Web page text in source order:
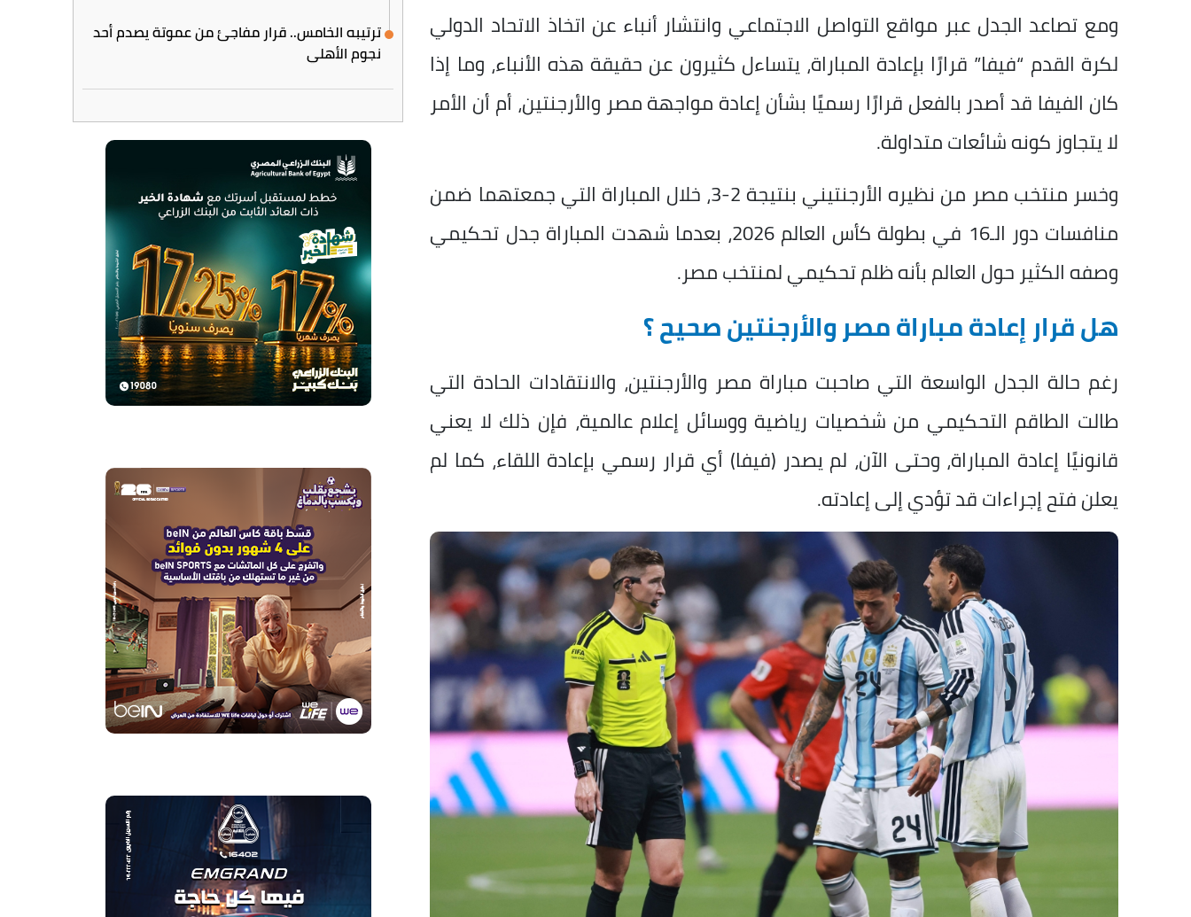
ومع تصاعد الجدل عبر مواقع التواصل الاجتماعي وانتشار أنباء عن اتخاذ الاتحاد الدولي
لكرة القدم “فيفا” قرارًا بإعادة المباراة، يتساءل كثيرون عن حقيقة هذه الأنباء، وما إذا
كان الفيفا قد أصدر بالفعل قرارًا رسميًا بشأن إعادة مواجهة مصر والأرجنتين، أم أن الأمر
لا يتجاوز كونه شائعات متداولة.
وخسر منتخب مصر من نظيره الأرجنتيني بنتيجة 2-3، خلال المباراة التي جمعتهما ضمن
منافسات دور الـ16 في بطولة كأس العالم 2026، بعدما شهدت المباراة جدل تحكيمي
وصفه الكثير حول العالم بأنه ظلم تحكيمي لمنتخب مصر.
هل قرار إعادة مباراة مصر والأرجنتين صحيح ؟
رغم حالة الجدل الواسعة التي صاحبت مباراة مصر والأرجنتين، والانتقادات الحادة التي
طالت الطاقم التحكيمي من شخصيات رياضية ووسائل إعلام عالمية، فإن ذلك لا يعني
قانونيًا إعادة المباراة، وحتى الآن، لم يصدر (فيفا) أي قرار رسمي بإعادة اللقاء، كما لم
يعلن فتح إجراءات قد تؤدي إلى إعادته.
ترتيبه الخامس.. قرار مفاجئ من عموتة يصدم أحد
نجوم الأهلي